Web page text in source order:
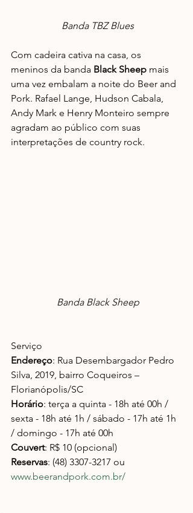
Banda TBZ Blues
Com cadeira cativa na casa, os
meninos da banda Black Sheep mais
uma vez embalam a noite do Beer and
Pork. Rafael Lange, Hudson Cabala,
Andy Mark e Henry Monteiro sempre
agradam ao público com suas
interpretações de country rock.
Banda Black Sheep
Serviço
Endereço: Rua Desembargador Pedro
Silva, 2019, bairro Coqueiros –
Florianópolis/SC
Horário: terça a quinta - 18h até 00h /
sexta - 18h até 1h / sábado - 17h até 1h
/ domingo - 17h até 00h
Couvert: R$ 10 (opcional)
Reservas: (48) 3307-3217 ou
www.beerandpork.com.br/